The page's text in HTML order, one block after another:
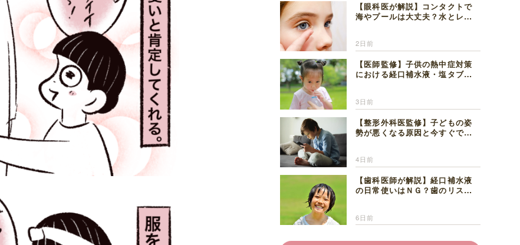
【眼科医が解説】コンタクトで
海やプールは大丈夫？水とレン
2日前
【医師監修】子供の熱中症対策
における経口補水液・塩タブレ
3日前
【整形外科医監修】子どもの姿
勢が悪くなる原因と今すぐでき
4日前
【歯科医師が解説】経口補水液
の日常使いはＮＧ？歯のリスク
6日前